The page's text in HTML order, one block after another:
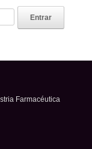
Farmacéutica